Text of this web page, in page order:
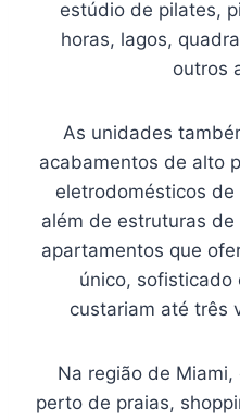
estúdio de pilates,
horas, lagos,
outros
As unidades
acabamentos de alto
eletrodomésticos
além de estruturas
apartamentos que
único, sofisticado
custariam até três
Na região de
perto de praias,